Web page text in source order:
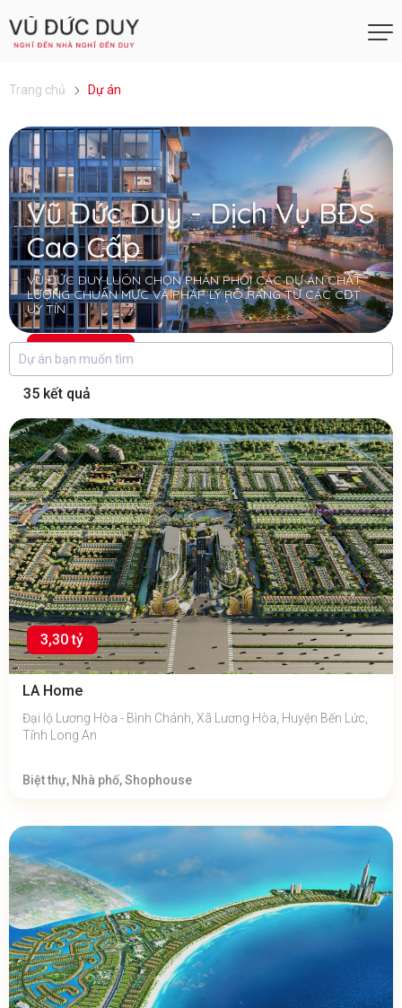
Trang chủ Dự án
Vũ Đức Duy - Dịch Vụ BĐS
Cao Cấp
VŨ ĐỨC DUY LUÔN CHỌN PHÂN PHỐI CÁC DỰ ÁN CHẤT
LƯỢNG CHUẨN MỰC VÀ PHÁP LÝ RÕ RÀNG TỪ CÁC CĐT
UY TÍN
35 kết quả
3,30 tỷ
LA Home
Đại lộ Lương Hòa - Bình Chánh, Xã Lương Hòa, Huyện Bến Lức,
Tỉnh Long An
Biệt thự, Nhà phố, Shophouse